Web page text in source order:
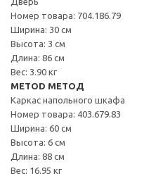
Номер товара: 704.186.79
Ширина: 30 см
Высота: 3 см
Длина: 86 см
Вес: 3.90 кг
METOD МЕТОД
Каркас напольного шкафа
Номер товара: 403.679.83
Ширина: 60 см
Высота: 6 см
Длина: 88 см
Вес: 16.95 кг